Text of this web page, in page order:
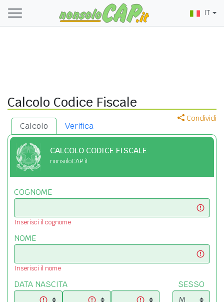
IT
Calcolo Codice Fiscale
Condividi
Calcolo Verifica
CALCOLO CODICE FISCALE
nonsoloCAP.it
COGNOME
Inserisci il cognome
NOME
Inserisci il nome
DATA NASCITA SESSO